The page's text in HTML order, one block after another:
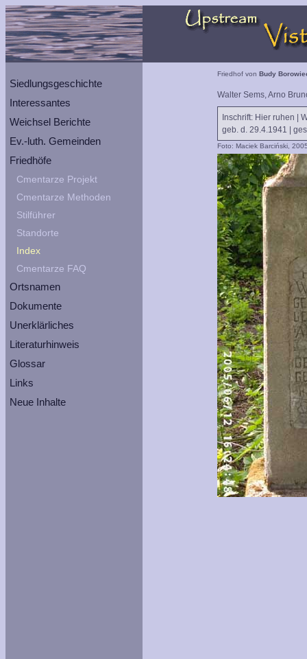
Siedlungsgeschichte
Interessantes
Weichsel Berichte
Ev.-luth. Gemeinden
Friedhöfe
Cmentarze Projekt
Cmentarze Methoden
Stilführer
Standorte
Index
Cmentarze FAQ
Ortsnamen
Dokumente
Unerklärliches
Literaturhinweis
Glossar
Links
Neue Inhalte
Friedhof von Budy
Walter Sems, Arno
Inschrift: Hier ruhen |
geb. d. 29.4.1941 |
Foto: Maciek Barciński,